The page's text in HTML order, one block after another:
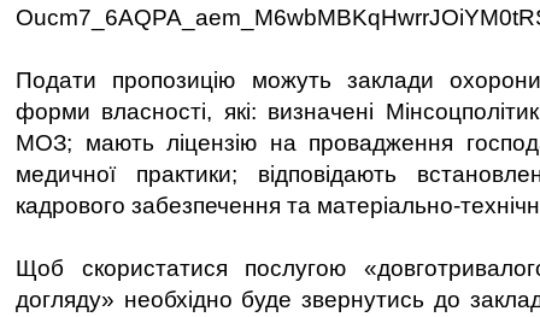
Подати пропозицію можуть заклади охорони
форми власності, які: визначені
МОЗ; мають ліцензію на провадження
медичної практики; відповідають
кадрового забезпечення та матеріально-
Щоб скористатися послугою
догляду» необхідно буде звернутись до